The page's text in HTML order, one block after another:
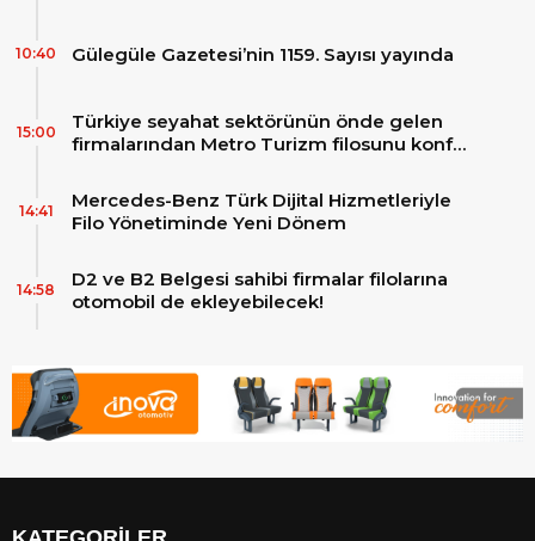
Gülegüle Gazetesi’nin 1159. Sayısı yayında
10:40
Türkiye seyahat sektörünün önde gelen
firmalarından Metro Turizm filosunu konfor
MAN Skyliner ile güçlendirdi!
15:00
Mercedes-Benz Türk Dijital Hizmetleriyle
Filo Yönetiminde Yeni Dönem
14:41
D2 ve B2 Belgesi sahibi firmalar filolarına
otomobil de ekleyebilecek!
14:58